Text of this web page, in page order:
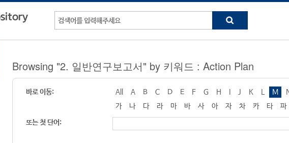
Browsing "2. 일반연구보고서" by 키워드 : Action Plan
바로 이동: All A B C D E F G H J K M
가
나 다 라 마 바 사 아 자 차 카 타 파
또는 첫 단어: